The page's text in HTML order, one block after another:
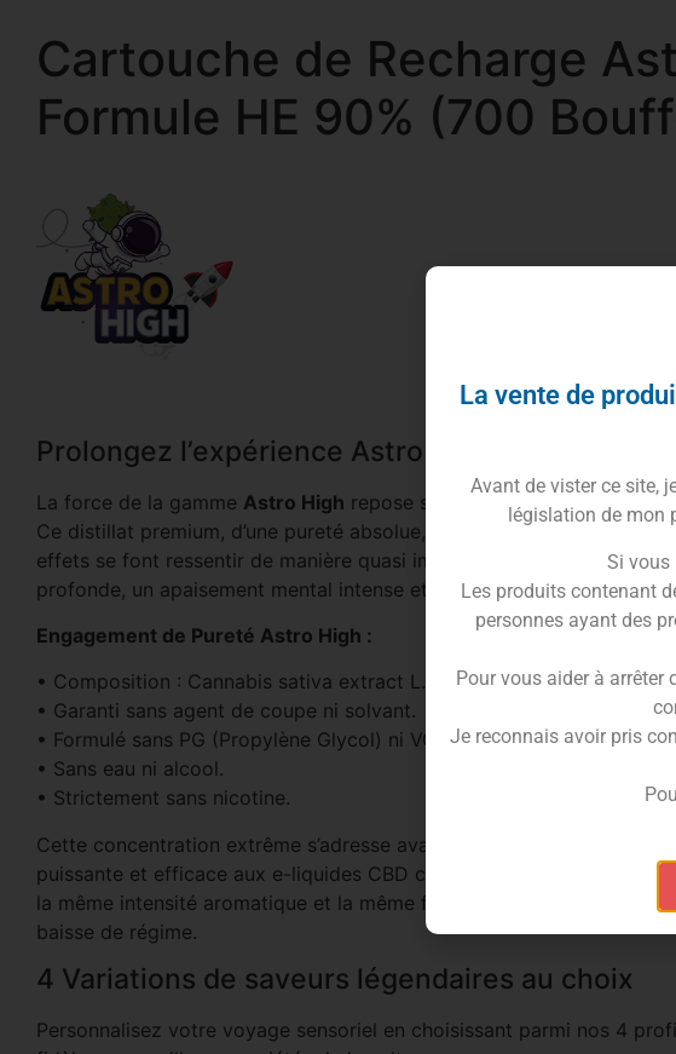
Cartouche de Recharge
Formule HE 90% (700
Prolongez l’expérience Astro High avec la
La force de la gamme Astro High repose sur sa formule exclusive
Ce distillat premium, d’une pureté absolue, a été développé pour
effets se font ressentir de manière quasi immédiate dès les
profonde, un apaisement mental intense et une détente corporelle
Engagement de Pureté Astro High :
• Composition : Cannabis sativa extract L., terpènes naturels.
• Garanti sans agent de coupe ni solvant.
• Formulé sans PG (Propylène Glycol) ni VG (Glycérine Végétale).
• Sans eau ni alcool.
• Strictement sans nicotine.
Cette concentration extrême s’adresse avant tout aux
puissante et efficace aux e-liquides CBD classiques. Grâce au
la même intensité aromatique et la même force de frappe de la
baisse de régime.
4 Variations de saveurs légendaires au choix
Personnalisez votre voyage sensoriel en choisissant parmi nos 4
La vente de
Avant de vister ce site,
législation de mon
Si vous
Les produits contenant
personnes ayant des
Pour vous aider à arrêter
Je reconnais avoir pris